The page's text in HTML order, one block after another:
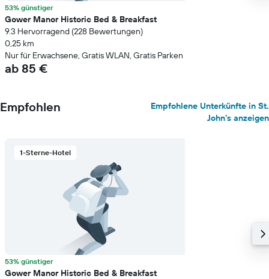
53% günstiger
Gower Manor Historic Bed & Breakfast
9.3 Hervorragend (228 Bewertungen)
0,25 km
Nur für Erwachsene, Gratis WLAN, Gratis Parken
ab 85 €
Empfohlen
Empfohlene Unterkünfte in St.
John’s anzeigen
1-Sterne-Hotel
53% günstiger
Gower Manor Historic Bed & Breakfast